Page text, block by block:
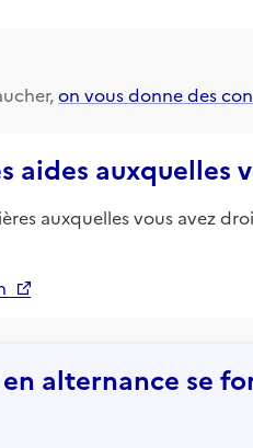
on vous donne des
aides auxquelles
auxquelles vous avez
alternance se